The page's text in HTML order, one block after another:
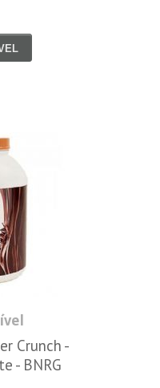
Crunch -
- BNRG